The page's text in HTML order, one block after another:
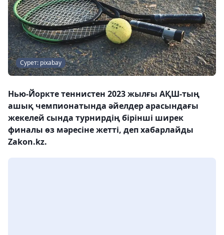
Сурет: pixabay
Нью-Йоркте теннистен 2023 жылғы АҚШ-тың
ашық чемпионатында әйелдер арасындағы
жекелей сында турнирдің бірінші ширек
финалы өз мәресіне жетті, деп хабарлайды
Zakon.kz.